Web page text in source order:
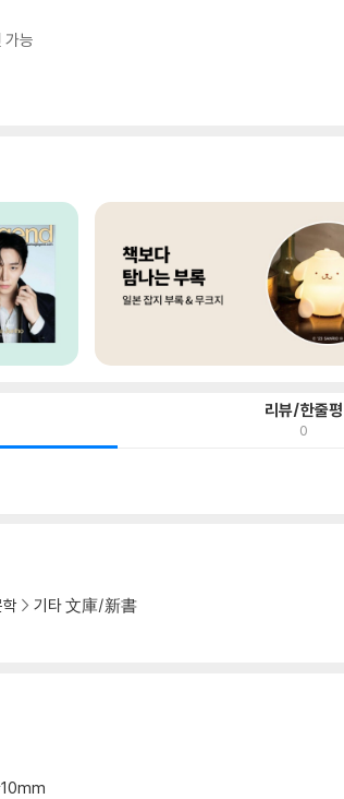
가능
리뷰/한줄평
0
기타 文庫/新書